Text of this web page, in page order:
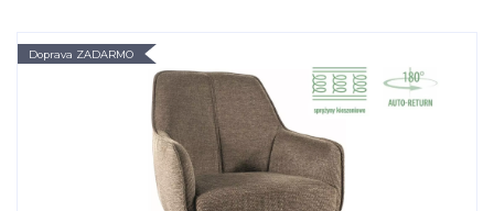
Doprava ZADARMO